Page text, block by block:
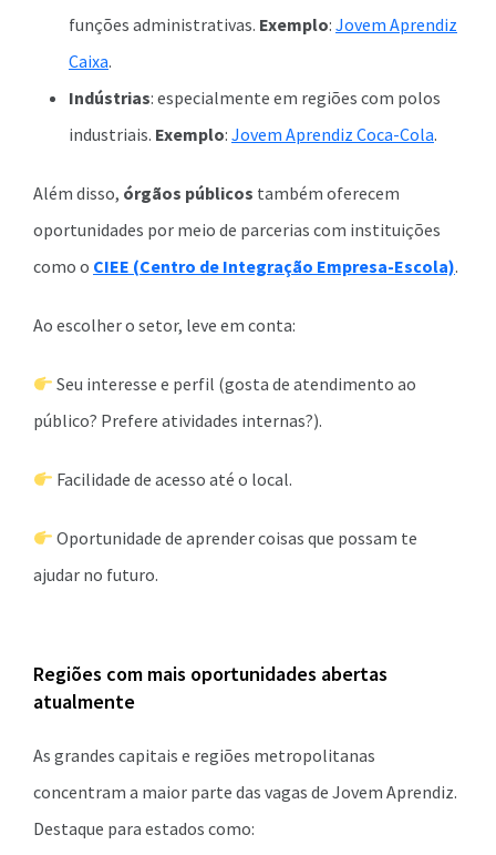
funções administrativas. Exemplo: Jovem Aprendiz
Caixa.
Indústrias: especialmente em regiões com polos
industriais. Exemplo: Jovem Aprendiz Coca-Cola.
Além disso, órgãos públicos também oferecem
oportunidades por meio de parcerias com instituições
como o CIEE (Centro de Integração Empresa-Escola).
Ao escolher o setor, leve em conta:
Seu interesse e perfil (gosta de atendimento ao
público? Prefere atividades internas?).
Facilidade de acesso até o local.
Oportunidade de aprender coisas que possam te
ajudar no futuro.
Regiões com mais oportunidades abertas
atualmente
As grandes capitais e regiões metropolitanas
concentram a maior parte das vagas de Jovem Aprendiz.
Destaque para estados como: